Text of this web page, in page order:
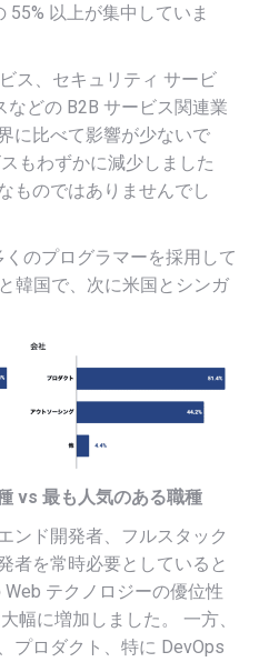
55% 以上が集中していま
ス、セキュリティ サービ
どの B2B サービス関連業
に比べて影響が少ないで
もわずかに減少しました
ものではありませんでし
のプログラマーを採用して
韓国で、次に米国とシンガ
vs 最も人気のある職種
ンド開発者、フルスタック
者を常時必要としていると
テクノロジーの優位性
幅に増加しました。 一方、
プロダクト、特に DevOps